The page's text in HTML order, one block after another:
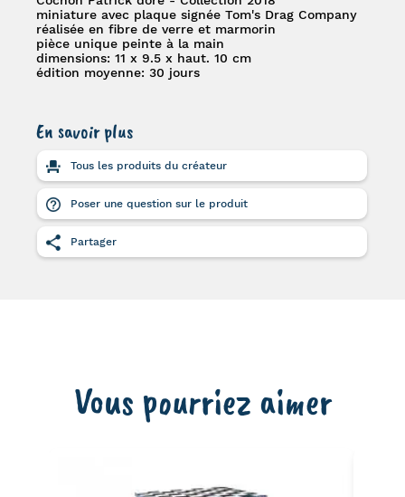
miniature avec plaque signée Tom's Drag Company
réalisée en fibre de verre et marmorin
pièce unique peinte à la main
dimensions:11 x 9.5 x haut. 10 cm
édition moyenne: 30 jours
En savoir plus
Tous les produits du créateur
Poser une question sur le produit
Partager
Vous pourriez aimer